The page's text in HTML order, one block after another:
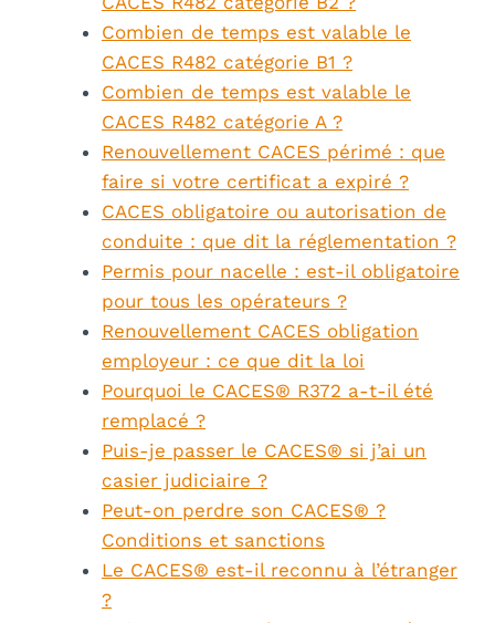
Combien de temps est valable le
CACES R482 catégorie B1 ?
Combien de temps est valable le
CACES R482 catégorie A ?
Renouvellement CACES périmé : que
faire si votre certificat a expiré ?
CACES obligatoire ou autorisation de
conduite : que dit la réglementation ?
Permis pour nacelle : est-il obligatoire
pour tous les opérateurs ?
Renouvellement CACES obligation
employeur : ce que dit la loi
Pourquoi le CACES® R372 a-t-il été
remplacé ?
Puis-je passer le CACES® si j’ai un
casier judiciaire ?
Peut-on perdre son CACES® ?
Conditions et sanctions
Le CACES® est-il reconnu à l’étranger
?